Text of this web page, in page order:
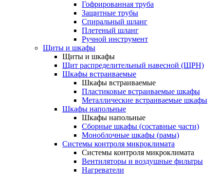
Гофрированная труба
Защитные трубы
Спиральный шланг
Плетеный шланг
Ручной инструмент
Щиты и шкафы
Щиты и шкафы
Щит распределительный навесной (ЩРН)
Шкафы встраиваемые
Шкафы встраиваемые
Пластиковые встраиваемые шкафы
Металлические встраиваемые шкафы
Шкафы напольные
Шкафы напольные
Сборные шкафы (составные части)
Моноблочные шкафы (рамы)
Системы контроля микроклимата
Системы контроля микроклимата
Вентиляторы и воздушные фильтры
Нагреватели